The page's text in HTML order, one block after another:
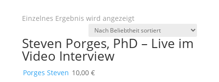
Einzelnes Ergebnis wird angezeigt
Steven Porges, PhD – Live im
Video Interview
Porges Steven 10,00 €